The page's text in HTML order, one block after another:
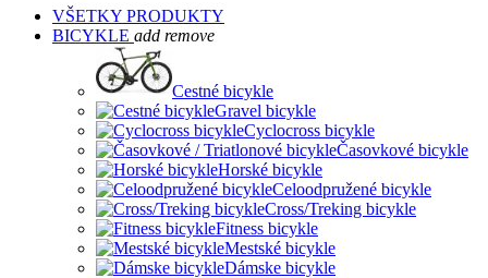
VŠETKY PRODUKTY
BICYKLE add remove
Cestné bicykle
Gravel bicykle
Cyclocross bicykle
Časovkové bicykle
Horské bicykle
Celoodpružené bicykle
Cross/Treking bicykle
Fitness bicykle
Mestské bicykle
Dámske bicykle